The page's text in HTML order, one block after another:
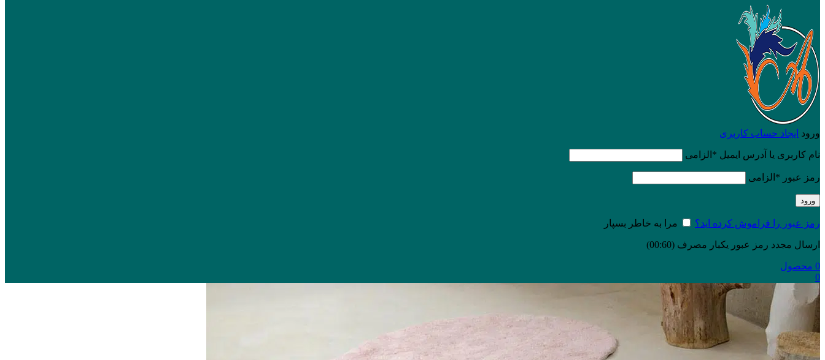
ورود ایجاد حساب کاربری
نام کاربری یا آدرس ایمیل * الزامی
رمز عبور * الزامی
ورود
رمز عبور را فراموش کرده اید؟ مرا به خاطر بسپار
ارسال مجدد رمز عبور یکبار مصرف (00:
60
)
0 محصول
0